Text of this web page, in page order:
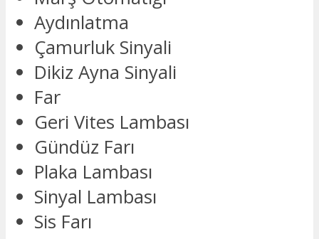
Aydınlatma
Çamurluk Sinyali
Dikiz Ayna Sinyali
Far
Geri Vites Lambası
Gündüz Farı
Plaka Lambası
Sinyal Lambası
Sis Farı